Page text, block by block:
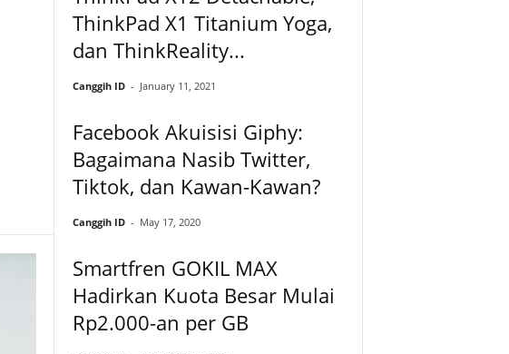
ThinkPad X1 Titanium Yoga,
dan ThinkReality...
Canggih ID - January 11, 2021
Facebook Akuisisi Giphy:
Bagaimana Nasib Twitter,
Tiktok, dan Kawan-Kawan?
Canggih ID - May 17, 2020
Smartfren GOKIL MAX
Hadirkan Kuota Besar Mulai
Rp2.000-an per GB